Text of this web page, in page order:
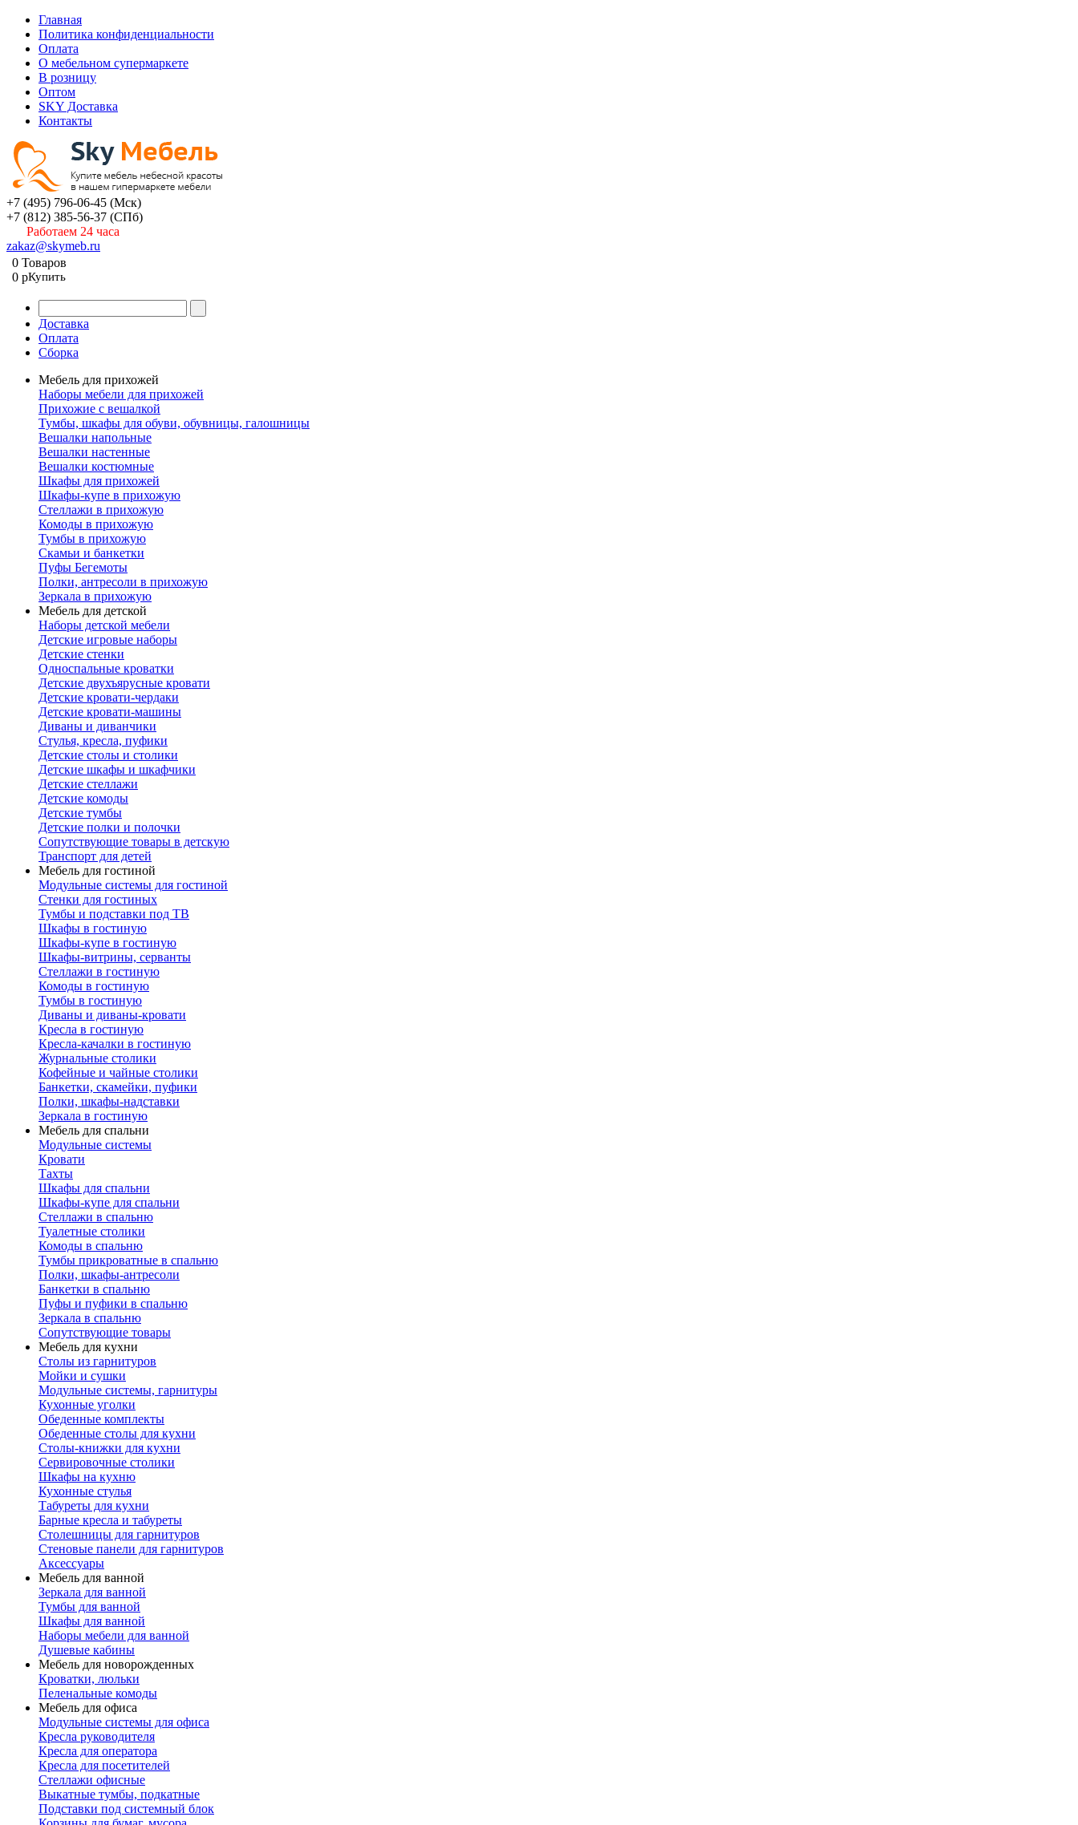
Главная
Политика конфиденциальности
Оплата
О мебельном супермаркете
В розницу
Оптом
SKY Доставка
Контакты
+7 (495) 796-06-45 (Мск)
+7 (812) 385-56-37 (СПб)
Работаем 24 часа
zakaz@skymeb.ru
0 Товаров
0 pКупить
Доставка
Оплата
Сборка
Мебель для прихожей
Наборы мебели для прихожей
Прихожие с вешалкой
Тумбы, шкафы для обуви, обувницы, галошницы
Вешалки напольные
Вешалки настенные
Вешалки костюмные
Шкафы для прихожей
Шкафы-купе в прихожую
Стеллажи в прихожую
Комоды в прихожую
Тумбы в прихожую
Скамьи и банкетки
Пуфы Бегемоты
Полки, антресоли в прихожую
Зеркала в прихожую
Мебель для детской
Наборы детской мебели
Детские игровые наборы
Детские стенки
Односпальные кроватки
Детские двухъярусные кровати
Детские кровати-чердаки
Детские кровати-машины
Диваны и диванчики
Стулья, кресла, пуфики
Детские столы и столики
Детские шкафы и шкафчики
Детские стеллажи
Детские комоды
Детские тумбы
Детские полки и полочки
Сопутствующие товары в детскую
Транспорт для детей
Мебель для гостиной
Модульные системы для гостиной
Стенки для гостиных
Тумбы и подставки под ТВ
Шкафы в гостиную
Шкафы-купе в гостиную
Шкафы-витрины, серванты
Стеллажи в гостиную
Комоды в гостиную
Тумбы в гостиную
Диваны и диваны-кровати
Кресла в гостиную
Кресла-качалки в гостиную
Журнальные столики
Кофейные и чайные столики
Банкетки, скамейки, пуфики
Полки, шкафы-надставки
Зеркала в гостиную
Мебель для спальни
Модульные системы
Кровати
Тахты
Шкафы для спальни
Шкафы-купе для спальни
Стеллажи в спальню
Туалетные столики
Комоды в спальню
Тумбы прикроватные в спальню
Полки, шкафы-антресоли
Банкетки в спальню
Пуфы и пуфики в спальню
Зеркала в спальню
Сопутствующие товары
Мебель для кухни
Столы из гарнитуров
Мойки и сушки
Модульные системы, гарнитуры
Кухонные уголки
Обеденные комплекты
Обеденные столы для кухни
Столы-книжки для кухни
Сервировочные столики
Шкафы на кухню
Кухонные стулья
Табуреты для кухни
Барные кресла и табуреты
Столешницы для гарнитуров
Стеновые панели для гарнитуров
Аксессуары
Мебель для ванной
Зеркала для ванной
Тумбы для ванной
Шкафы для ванной
Наборы мебели для ванной
Душевые кабины
Мебель для новорожденных
Кроватки, люльки
Пеленальные комоды
Мебель для офиса
Модульные системы для офиса
Кресла руководителя
Кресла для оператора
Кресла для посетителей
Стеллажи офисные
Выкатные тумбы, подкатные
Подставки под системный блок